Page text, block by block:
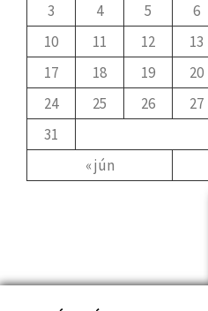
« jún
3
4 5 6
10
11 12 13
17
18 19 20
24
25 26 27
31